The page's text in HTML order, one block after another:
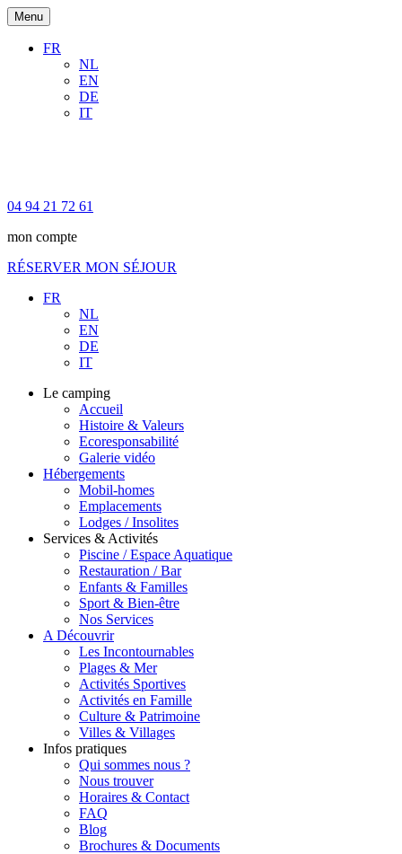
Menu
FR
NL
EN
DE
IT
04 94 21 72 61
mon compte
RÉSERVER MON SÉJOUR
FR
NL
EN
DE
IT
Le camping
Accueil
Histoire & Valeurs
Ecoresponsabilité
Galerie vidéo
Hébergements
Mobil-homes
Emplacements
Lodges / Insolites
Services & Activités
Piscine / Espace Aquatique
Restauration / Bar
Enfants & Familles
Sport & Bien-être
Nos Services
A Découvrir
Les Incontournables
Plages & Mer
Activités Sportives
Activités en Famille
Culture & Patrimoine
Villes & Villages
Infos pratiques
Qui sommes nous ?
Nous trouver
Horaires & Contact
FAQ
Blog
Brochures & Documents